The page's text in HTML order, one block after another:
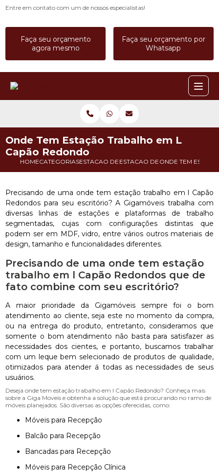
Entre em contato com um de nossos especialistas!
Faça seu orçamento
agora mesmo
Faça seu orçamento por
Whatsapp
HOMECATEGORIASESTACAO DE TRABALHOESTACAO DE TRABALHO COM
ONDE TEM
Onde Tem Estação Trabalho em L
Capão Redondo
Precisando de uma onde tem estação trabalho em l Capão
Redondos para seu escritório? A Gigamóveis trabalha com
diversas linhas de estações e plataformas de trabalho
segmentadas, cujas com configurações distintas que
podem ser em MDF, vidro, entre vários outros materiais de
design, tamanho e funcionalidades diferentes.
Precisando de uma onde tem estação
trabalho em l Capão Redondos que de
fato combine com seu escritório?
A maior prioridade da Gigamóveis sempre foi o bom
atendimento ao cliente, seja este no momento da compra,
ou na entrega do produto, entretanto, consideramos que
somente o bom atendimento não basta para satisfazer as
necessidades dos cientes, e portanto, buscamos trabalhar
com um leque bem selecionado de produtos de qualidade,
otimizados para atender á todas as necessidades de seus
usuários.
Deseja onde tem estação trabalho em l Capão Redondo? Conheça mais
sobre a Giga Moveis e obtenha a solução que está procurando no ramo de
móveis planejados. São diversas as opções oferecidas, como:
Móveis para Recepção
Balcão para Recepção
Bancadas para Recepção
Móveis para Recepção Clínica